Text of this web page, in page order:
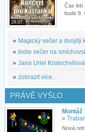
28.07.
Čas letí
bude 8.
» Magický večer a dvojitý
» Indie večer na
» Jana Uriel
» zobrazit více...
PRÁVĚ VYŠLO
Montáž
»
Nová